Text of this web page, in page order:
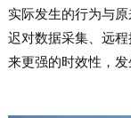
实际发生的行为与
迟对数据采集、远
来更强的时效性，发